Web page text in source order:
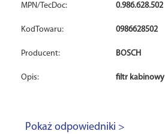
MPN/TecDoc: 0.986.628.502
KodTowaru: 0986628502
Producent: BOSCH
Opis: filtr kabinowy
Pokaż odpowiedniki >